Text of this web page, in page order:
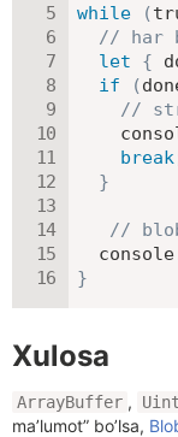
while (
// har
let
{
if
(
//
break
}
//
  console
}
Xulosa
ArrayBuffer ,
ma’lumot” bo’lsa,